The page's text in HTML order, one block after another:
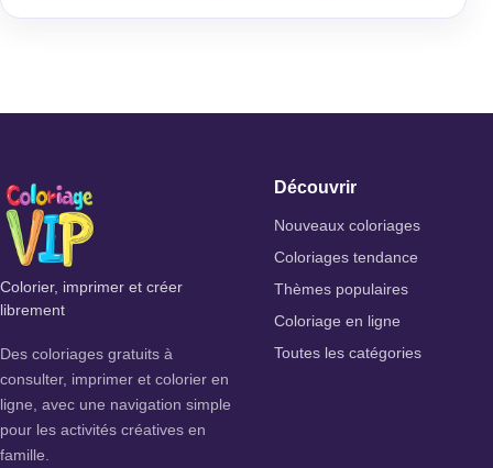
Colorier, imprimer et créer
librement
Des coloriages gratuits à
consulter, imprimer et colorier en
ligne, avec une navigation simple
pour les activités créatives en
famille.
Découvrir
Nouveaux coloriages
Coloriages tendance
Thèmes populaires
Coloriage en ligne
Toutes les catégories